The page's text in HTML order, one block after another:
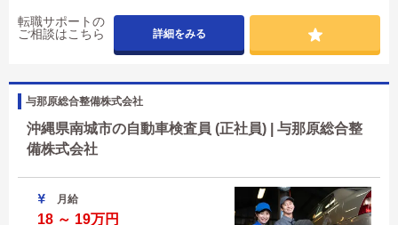
転職サポートの
ご相談はこちら
詳細をみる
与那原総合整備株式会社
沖縄県南城市の自動車検査員 (正社員) | 与那原総合整
備株式会社
月給
18 ～ 19万円